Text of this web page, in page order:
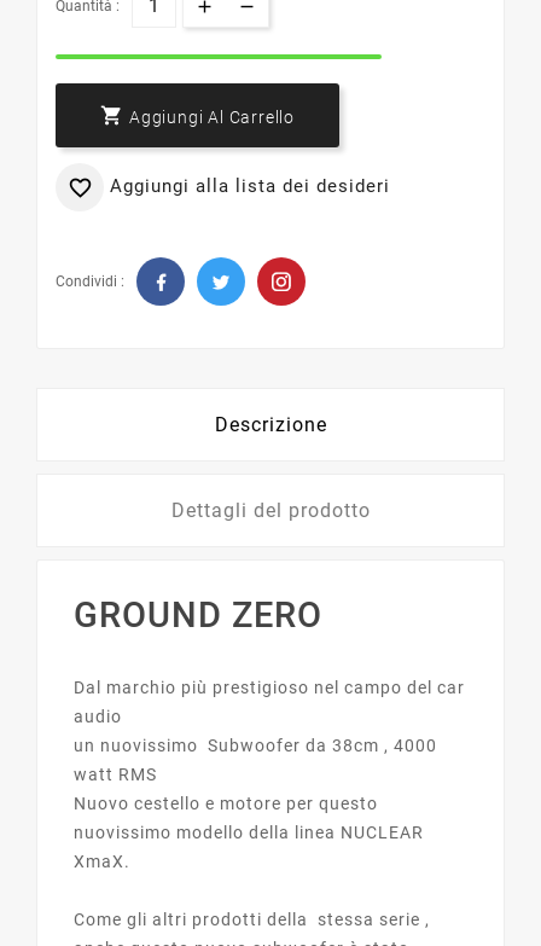
Quantità :
 Aggiungi Al Carrello
 Aggiungi alla lista dei desideri
Condividi :
Descrizione
Dettagli del prodotto
GROUND ZERO
Dal marchio più prestigioso nel campo del car
audio
un nuovissimo Subwoofer da 38cm , 4000
watt RMS
Nuovo cestello e motore per questo
nuovissimo modello della linea NUCLEAR
XmaX.
Come gli altri prodotti della stessa serie ,